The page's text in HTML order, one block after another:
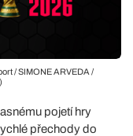
/ SIMONE ARVEDA /
pojetí hry
přechody do